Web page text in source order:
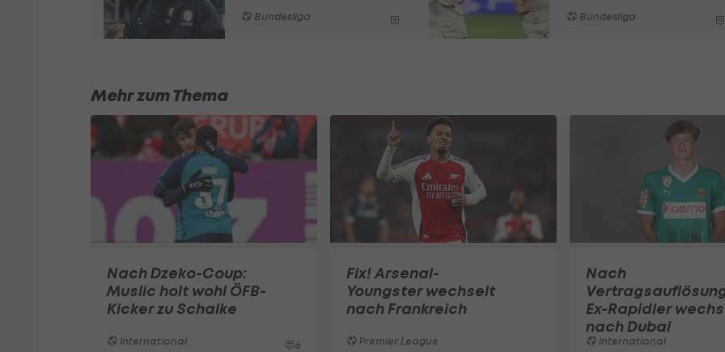
Bundesliga Bundesliga
Mehr zum Thema
Nach Dzeko-Coup:
Muslic holt wohl ÖFB-
Kicker zu Schalke
International 6
Fix! Arsenal-
Youngster wechselt
nach Frankreich
Premier League
Nach
Ex-Rapidler
nach Dubai
International